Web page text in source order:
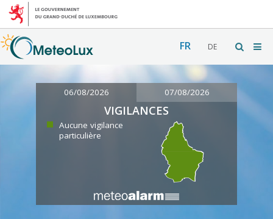
FR DE
06/08/2026 07/08/2026
VIGILANCES
Aucune vigilance
particulière